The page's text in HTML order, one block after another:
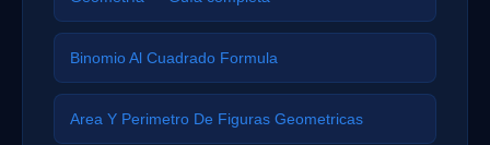
Binomio Al Cuadrado Formula
Area Y Perimetro De Figuras Geometricas